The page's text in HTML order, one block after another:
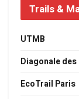
Trails &
UTMB
Diagonale des
EcoTrail Paris